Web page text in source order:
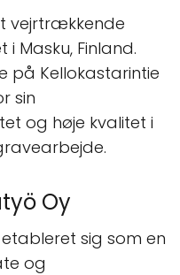
vejrtrækkende
i Masku, Finland.
på Kellokastarintie
sin
og høje kvalitet i
Oy
sig som en
og